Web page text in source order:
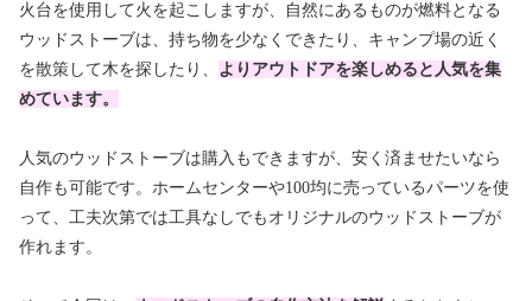
火台を使用して火を起こしますが、自然にあるものが燃料となる
ウッドストーブは、持ち物を少なくできたり、キャンプ場の近く
を散策して木を探したり、 より アウトドアを楽しめると人気を集
めています。
人気のウッドストーブは購入もできますが、安く済ませたいなら
自作も可能です。ホームセンターや100均に売っているパーツを使
って、工夫次第では工具なしでもオリジナルのウッドストーブが
作れます。